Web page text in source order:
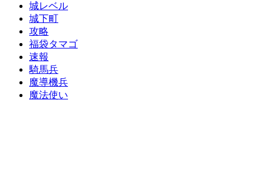
城レベル
城下町
攻略
福袋タマゴ
速報
騎馬兵
魔導機兵
魔法使い